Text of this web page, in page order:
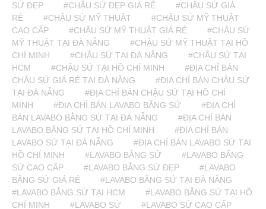
SỨ ĐẸP
#CHẬU SỨ ĐẸP GIÁ RẺ
#CHẬU SỨ GIÁ
RẺ
#CHẬU SỨ MỸ THUẬT
#CHẬU SỨ MỸ THUẬT
CAO CẤP
#CHẬU SỨ MỸ THUẬT GIÁ RẺ
#CHẬU SỨ
MỸ THUẬT TẠI ĐÀ NẴNG
#CHẬU SỨ MỸ THUẬT TẠI HỒ
CHÍ MINH
#CHẬU SỨ TẠI ĐÀ NẴNG
#CHẬU SỨ TẠI
HCM
#CHẬU SỨ TẠI HỒ CHÍ MINH
#ĐỊA CHỈ BÁN
CHẬU SỨ GIÁ RẺ TẠI ĐÀ NẴNG
#ĐỊA CHỈ BÁN CHẬU SỨ
TẠI ĐÀ NẴNG
#ĐỊA CHỈ BÁN CHẬU SỨ TẠI HỒ CHÍ
MINH
#ĐỊA CHỈ BÁN LAVABO BẰNG SỨ
#ĐỊA CHỈ
BÁN LAVABO BẰNG SỨ TẠI ĐÀ NẴNG
#ĐỊA CHỈ BÁN
LAVABO BẰNG SỨ TẠI HỒ CHÍ MINH
#ĐỊA CHỈ BÁN
LAVABO SỨ TẠI ĐÀ NẴNG
#ĐỊA CHỈ BÁN LAVABO SỨ TẠI
HỒ CHÍ MINH
#LAVABO BẰNG SỨ
#LAVABO BẰNG
SỨ CAO CẤP
#LAVABO BẰNG SỨ ĐẸP
#LAVABO
BẰNG SỨ GIÁ RẺ
#LAVABO BẰNG SỨ TẠI ĐÀ NẴNG
#LAVABO BẰNG SỨ TẠI HCM
#LAVABO BẰNG SỨ TẠI HỒ
CHÍ MINH
#LAVABO SỨ
#LAVABO SỨ CAO CẤP